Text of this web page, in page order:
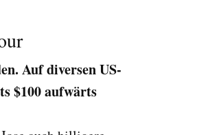
Auf diversen US-
$100 aufwärts